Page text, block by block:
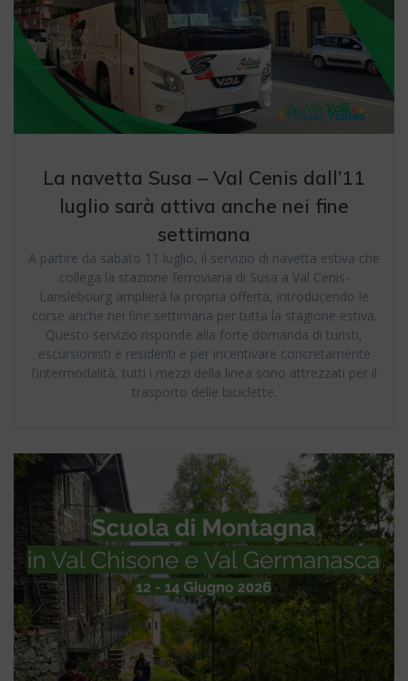
La navetta Susa – Val Cenis dall’11
luglio sarà attiva anche nei fine
settimana
A partire da sabato 11 luglio, il servizio di navetta estiva che
collega la stazione ferroviaria di Susa a Val Cenis-
Lanslebourg amplierà la propria offerta, introducendo le
corse anche nei fine settimana per tutta la stagione estiva.
Questo servizio risponde alla forte domanda di turisti,
escursionisti e residenti e per incentivare concretamente
l’intermodalità, tutti i mezzi della linea sono attrezzati per il
trasporto delle biciclette.